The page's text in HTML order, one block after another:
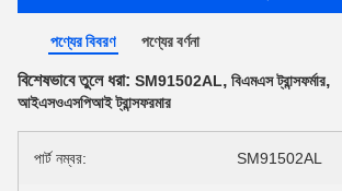
পণ্যের বিবরণ পণ্যের বর্ণনা
বিশেষভাবে তুলে ধরা: SM91502AL, বিএমএস ট্রান্সফর্মার,
আইএসওএসপিআই ট্রান্সফরমার
পার্ট নম্বর: SM91502AL